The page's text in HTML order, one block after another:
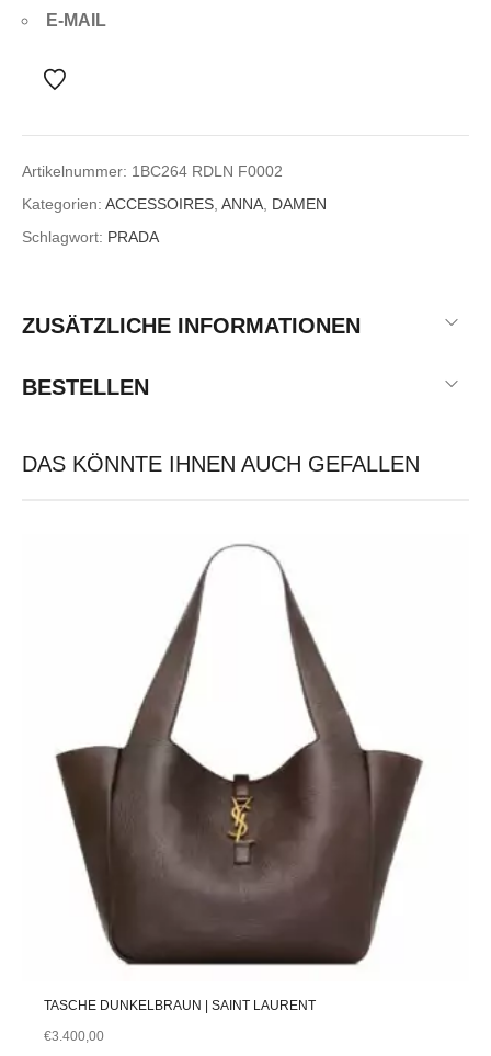
E-MAIL
Artikelnummer: 1BC264 RDLN F0002
Kategorien: ACCESSOIRES ANNA DAMEN
Schlagwort: PRADA
ZUSÄTZLICHE INFORMATIONEN
BESTELLEN
DAS KÖNNTE IHNEN AUCH GEFALLEN
TASCHE DUNKELBRAUN | SAINT LAURENT
€3.400,00